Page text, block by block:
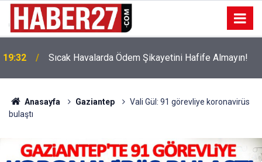
19:32 Sıcak Havalarda Ödem Şikayetini Hafife Almayın!
Anasayfa Gaziantep
Vali Gül: 91 görevliye koronavirüs
bulaştı